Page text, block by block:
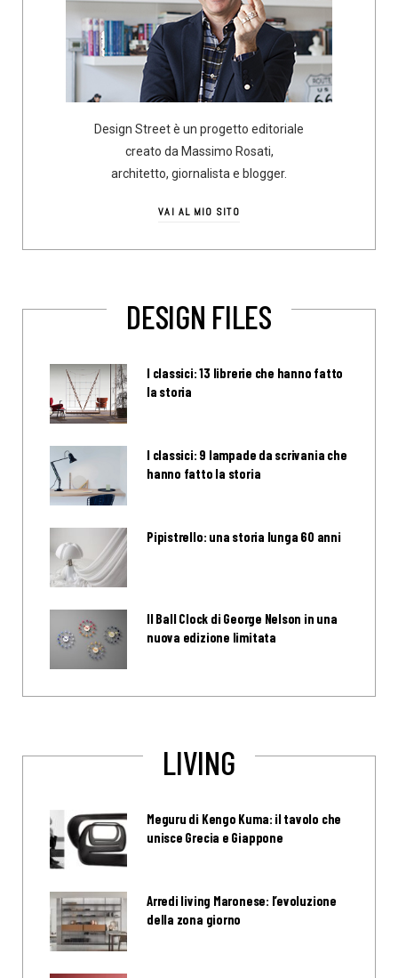
Design Street è un progetto editoriale
creato da Massimo Rosati,
architetto, giornalista e blogger.
VAI AL MIO SITO
DESIGN FILES
I classici: 13 librerie che hanno fatto
la storia
I classici: 9 lampade da scrivania che
hanno fatto la storia
Pipistrello: una storia lunga 60 anni
Il Ball Clock di George Nelson in una
nuova edizione limitata
LIVING
Meguru di Kengo Kuma: il tavolo che
unisce Grecia e Giappone
Arredi living Maronese: l’evoluzione
della zona giorno